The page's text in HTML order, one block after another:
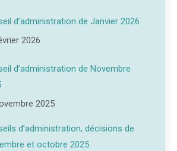
d’administration de Janvier 2026
2026
d’administration de Novembre
2025
d’administration, décisions de
et octobre 2025